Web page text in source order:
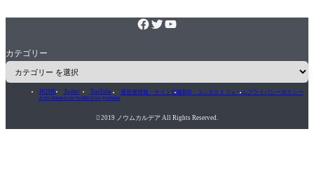
カテゴリー
HOME
icon-home
Twitter
icon-twitter
YouTube
icon-youtube
運営者情報・サイト情報RSS・コンタクトフォームプライバシーポリシー
 2019 ノウムカルデア All Rights Reserved.